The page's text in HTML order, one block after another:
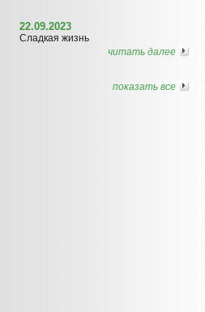
22.09.2023
Сладкая жизнь
читать далее
показать все